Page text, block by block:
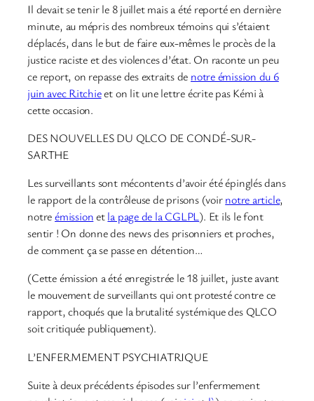
Il devait se tenir le 8 juillet mais a été reporté en dernière
minute, au mépris des nombreux témoins qui s’étaient
déplacés, dans le but de faire eux-mêmes le procès de la
justice raciste et des violences d’état. On raconte un peu
ce report, on repasse des extraits de notre émission du 6
juin avec Ritchieet on lit une lettre écrite pas Kémi à
cette occasion.
DES NOUVELLES DU QLCO DE CONDÉ-SUR-
SARTHE
Les surveillants sont mécontents d’avoir été épinglés dans
le rapport de la contrôleuse de prisons (voirnotre article,
notreémissionetla page de la CGLPL). Et ils le font
sentir ! On donne des news des prisonniers et proches,
de comment ça se passe en détention…
(Cette émission a été enregistrée le 18 juillet, juste avant
le mouvement de surveillants qui ont protesté contre ce
rapport, choqués que la brutalité systémique des QLCO
soit critiquée publiquement).
L’ENFERMEMENT PSYCHIATRIQUE
Suite à deux précédents épisodes sur l’enfermement